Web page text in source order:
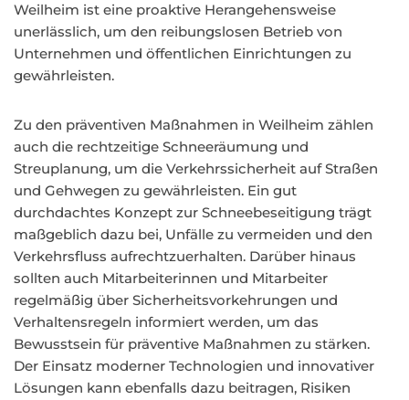
Weilheim ist eine proaktive Herangehensweise
unerlässlich, um den reibungslosen Betrieb von
Unternehmen und öffentlichen Einrichtungen zu
gewährleisten.
Zu den präventiven Maßnahmen in Weilheim zählen
auch die rechtzeitige Schneeräumung und
Streuplanung, um die Verkehrssicherheit auf Straßen
und Gehwegen zu gewährleisten. Ein gut
durchdachtes Konzept zur Schneebeseitigung trägt
maßgeblich dazu bei, Unfälle zu vermeiden und den
Verkehrsfluss aufrechtzuerhalten. Darüber hinaus
sollten auch Mitarbeiterinnen und Mitarbeiter
regelmäßig über Sicherheitsvorkehrungen und
Verhaltensregeln informiert werden, um das
Bewusstsein für präventive Maßnahmen zu stärken.
Der Einsatz moderner Technologien und innovativer
Lösungen kann ebenfalls dazu beitragen, Risiken